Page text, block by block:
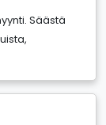
Säästä